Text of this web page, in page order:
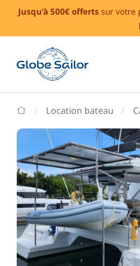
Jusqu'à 500€ offertssur votre
GlobeSailor
Location bateau